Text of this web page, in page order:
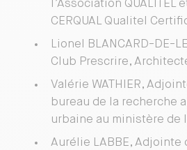
l’Association QUALITEL
CERQUAL Qualitel
Lionel BLANCARD-DE-
Club Prescrire,
Valérie WATHIER,
bureau de la recherche
urbaine au ministère de
Aurélie LABBE, Adjointe